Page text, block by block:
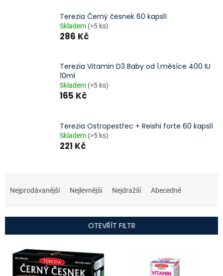
Terezia Černý česnek 60 kapslí
Skladem (>5 ks)
286 Kč
Terezia Vitamin D3 Baby od 1.měsíce 400 IU
10ml
Skladem (>5 ks)
165 Kč
Terezia Ostropestřec + Reishi forte 60 kapslí
Skladem (>5 ks)
221 Kč
a
í
Nejprodávanější Nejlevnější Nejdražší Abecedně
OTEVŘÍT FILTR